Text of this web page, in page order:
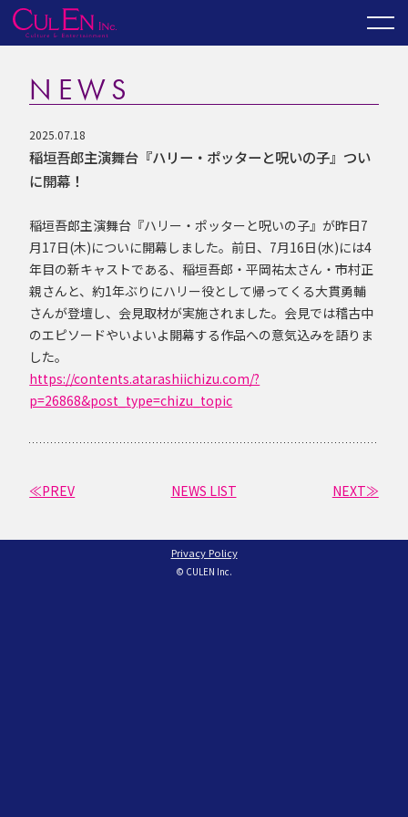
NEWS
2025.07.18
稲垣吾郎主演舞台『ハリー・ポッターと呪いの子』つい
に開幕！
稲垣吾郎主演舞台『ハリー・ポッターと呪いの子』が昨日7
月17日(木)についに開幕しました。前日、7月16日(水)には4
年目の新キャストである、稲垣吾郎・平岡祐太さん・市村正
親さんと、約1年ぶりにハリー役として帰ってくる大貫勇輔
さんが登壇し、会見取材が実施されました。会見では稽古中
のエピソードやいよいよ開幕する作品への意気込みを語りま
した。
https://contents.atarashiichizu.com/?
p=26868&post_type=chizu_topic
≪PREV NEWS LIST NEXT≫
Privacy Policy
© CULEN Inc.